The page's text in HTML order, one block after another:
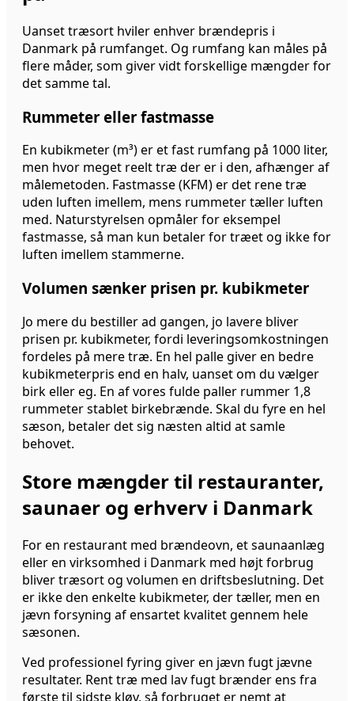
Uanset træsort hviler enhver brændepris i
Danmark på rumfanget. Og rumfang kan måles på
flere måder, som giver vidt forskellige mængder for
det samme tal.
Rummeter eller fastmasse
En kubikmeter (m³) er et fast rumfang på 1000 liter,
men hvor meget reelt træ der er i den, afhænger af
målemetoden. Fastmasse (KFM) er det rene træ
uden luften imellem, mens rummeter tæller luften
med. Naturstyrelsen opmåler for eksempel
fastmasse, så man kun betaler for træet og ikke for
luften imellem stammerne.
Volumen sænker prisen pr. kubikmeter
Jo mere du bestiller ad gangen, jo lavere bliver
prisen pr. kubikmeter, fordi leveringsomkostningen
fordeles på mere træ. En hel palle giver en bedre
kubikmeterpris end en halv, uanset om du vælger
birk eller eg. En af vores fulde paller rummer 1,8
rummeter stablet birkebrænde. Skal du fyre en hel
sæson, betaler det sig næsten altid at samle
behovet.
Store mængder til restauranter,
saunaer og erhverv i Danmark
For en restaurant med brændeovn, et saunaanlæg
eller en virksomhed i Danmark med højt forbrug
bliver træsort og volumen en driftsbeslutning. Det
er ikke den enkelte kubikmeter, der tæller, men en
jævn forsyning af ensartet kvalitet gennem hele
sæsonen.
Ved professionel fyring giver en jævn fugt jævne
resultater. Rent træ med lav fugt brænder ens fra
første til sidste kløv, så forbruget er nemt at